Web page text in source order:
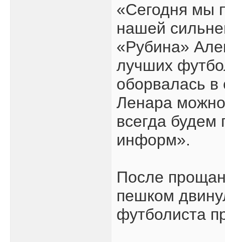
«Сегодня мы
нашей
«Рубина»
лучших
оборвалась в
Ленара
всегда будем
информ».
После
пешком
футболиста